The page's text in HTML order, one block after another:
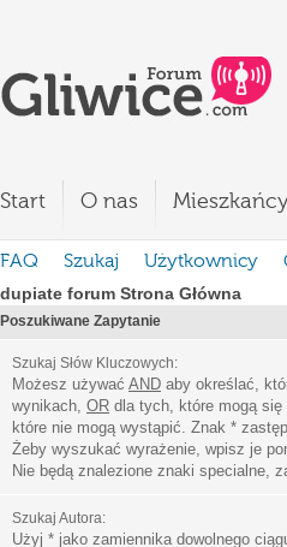
Start O nas
FAQ Szukaj Użytkownicy
dupiate forum Strona Główna
Poszukiwane Zapytanie
Szukaj Słów Kluczowych:
Możesz używać AND aby określać,
wynikach, OR dla tych, które mogą się
które nie mogą wystąpić. Znak *
Żeby wyszukać wyrażenie, wpisz je
Nie będą znalezione znaki specialne,
Szukaj Autora:
Użyj * jako zamiennika dowolnego